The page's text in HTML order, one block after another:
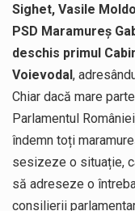
Sighet, Vasile
PSD Maramureș
deschis primul
Voievodal,
Chiar dacă mare
Parlamentul
îndemn toți
sesizeze o situație,
să adreseze o
consilierii